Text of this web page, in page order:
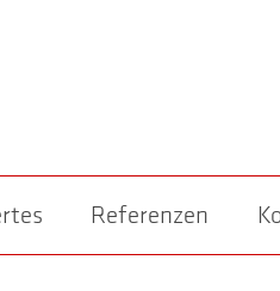
Referenzen